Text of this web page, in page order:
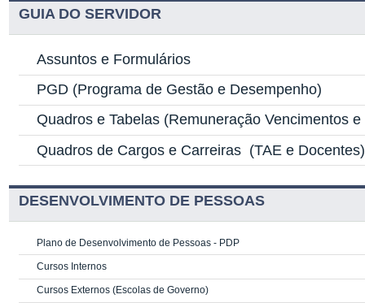
GUIA DO SERVIDOR
Assuntos e Formulários
PGD (Programa de Gestão e Desempenho)
Quadros e Tabelas (Remuneração Vencimentos
Quadros de Cargos e Carreiras (TAE e Docentes)
DESENVOLVIMENTO DE PESSOAS
Plano de Desenvolvimento de Pessoas - PDP
Cursos Internos
Cursos Externos (Escolas de Governo)